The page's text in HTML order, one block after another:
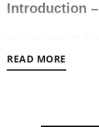
Introduction
qualité dans un
technologie, un
READ MORE